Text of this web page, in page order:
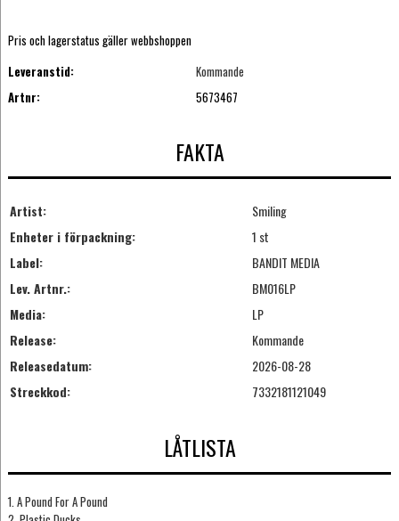
Pris och lagerstatus gäller webbshoppen
Leveranstid:
Kommande
Artnr:
5673467
FAKTA
Artist:
Smiling
Enheter i förpackning:
1 st
Label:
BANDIT MEDIA
Lev. Artnr.:
BM016LP
Media:
LP
Release:
Kommande
Releasedatum:
2026-08-28
Streckkod:
7332181121049
LÅTLISTA
1. A Pound For A Pound